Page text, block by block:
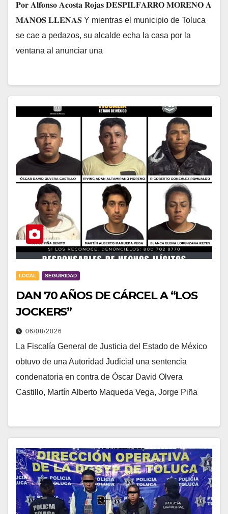
𝐏𝐨𝐫 𝐀𝐥𝐟𝐨𝐧𝐬𝐨 𝐀𝐜𝐨𝐬𝐭𝐚 𝐑𝐨𝐣𝐚𝐬 𝐃𝐄𝐒𝐏𝐈𝐋𝐅𝐀𝐑𝐑𝐎 𝐌𝐎𝐑𝐄𝐍𝐎 𝐀
𝐌𝐀𝐍𝐎𝐒 𝐋𝐋𝐄𝐍𝐀𝐒 Y mientras el municipio de Toluca
se cae a pedazos, su alcalde echa la casa por la
ventana al anunciar una
LOCAL SEGUIRIDAD
DAN 70 AÑOS DE CÁRCEL A “LOS
JOCKERS”
06/08/2026
La Fiscalía General de Justicia del Estado de México
obtuvo de una Autoridad Judicial una sentencia
condenatoria en contra de Óscar David Olvera
Castillo, Martín Alberto Maqueda Vega, Jorge Piña